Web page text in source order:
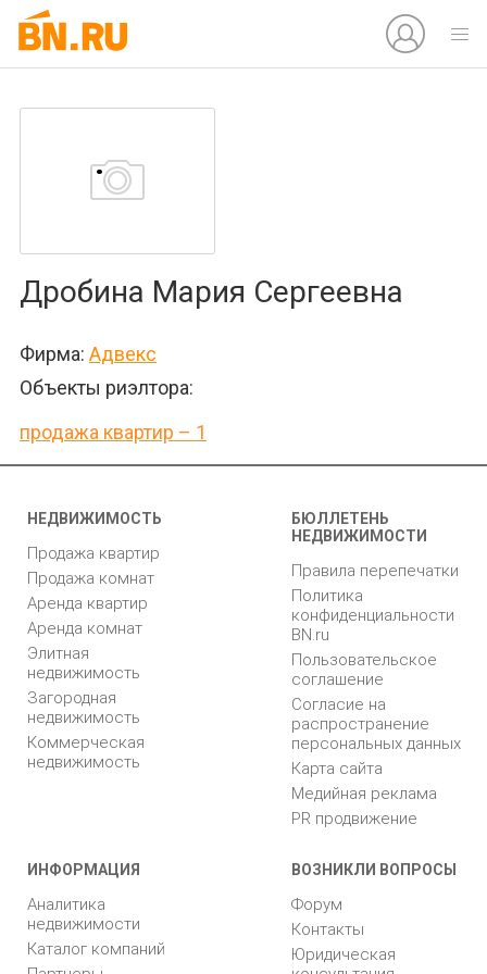
Дробина Мария Сергеевна
Фирма: Адвекс
Объекты риэлтора:
продажа квартир – 1
НЕДВИЖИМОСТЬ
Продажа квартир
Продажа комнат
Аренда квартир
Аренда комнат
Элитная
недвижимость
Загородная
недвижимость
Коммерческая
недвижимость
БЮЛЛЕТЕНЬ
НЕДВИЖИМОСТИ
Правила перепечатки
Политика
конфиденциальности
BN.ru
Пользовательское
соглашение
Согласие на
распространение
персональных данных
Карта сайта
Медийная реклама
PR продвижение
ИНФОРМАЦИЯ
Аналитика
недвижимости
Каталог компаний
ВОЗНИКЛИ ВОПРОСЫ
Форум
Контакты
Юридическая